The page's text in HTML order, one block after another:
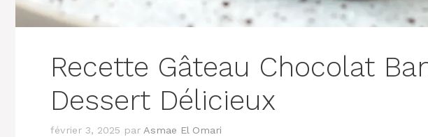
Recette Gâteau Chocolat
Dessert Délicieux
février 3, 2025 par Asmae El Omari